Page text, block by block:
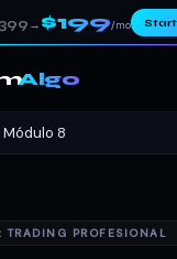
→ $199/mo
Algo
Módulo 8
TRADING PROFESIONAL